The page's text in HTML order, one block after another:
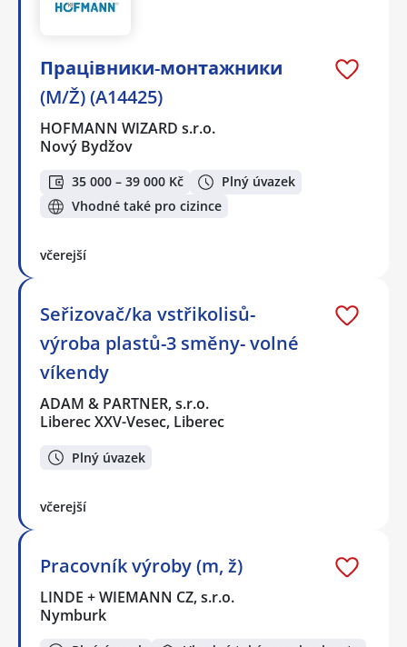
Працівники-монтажники
(M/Ž) (A14425)
HOFMANN WIZARD s.r.o.
Nový Bydžov
35 000 – 39 000 Kč
Plný úvazek
Vhodné také pro cizince
včerejší
Seřizovač/ka vstřikolisů-
výroba plastů-3 směny- volné
víkendy
ADAM & PARTNER, s.r.o.
Liberec XXV-Vesec, Liberec
Plný úvazek
včerejší
Pracovník výroby (m, ž)
LINDE + WIEMANN CZ, s.r.o.
Nymburk